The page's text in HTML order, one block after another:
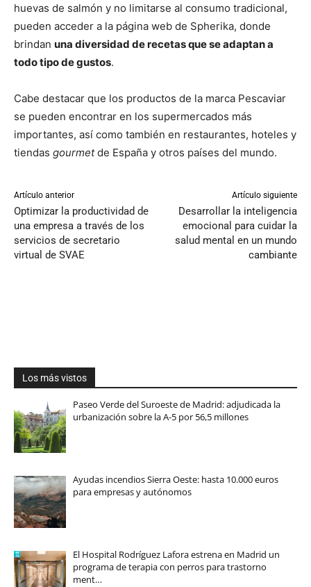
huevas de salmón y no limitarse al consumo tradicional,
pueden acceder a la página web de Spherika, donde
brindan una diversidad de recetas que se adaptan a
todo tipo de gustos.
Cabe destacar que los productos de la marca Pescaviar
se pueden encontrar en los supermercados más
importantes, así como también en restaurantes, hoteles y
tiendas gourmetde España y otros países del mundo.
Artículo anterior
Optimizar la productividad de
una empresa a través de los
servicios de secretario
virtual de SVAE
Artículo siguiente
Desarrollar la inteligencia
emocional para cuidar la
salud mental en un mundo
cambiante
Los más vistos
Paseo Verde del Suroeste de Madrid: adjudicada la
urbanización sobre la A-5 por 56,5 millones
Ayudas incendios Sierra Oeste: hasta 10.000 euros
para empresas y autónomos
El Hospital Rodríguez Lafora estrena en Madrid un
programa de terapia con perros para trastorno
ment…